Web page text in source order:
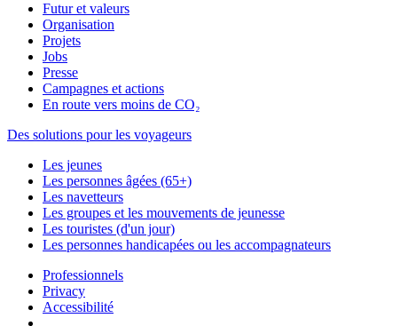
Futur et valeurs
Organisation
Projets
Jobs
Presse
Campagnes et actions
En route vers moins de CO₂
Des solutions pour les voyageurs
Les jeunes
Les personnes âgées (65+)
Les navetteurs
Les groupes et les mouvements de jeunesse
Les touristes (d'un jour)
Les personnes handicapées ou les accompagnateurs
Professionnels
Privacy
Accessibilité